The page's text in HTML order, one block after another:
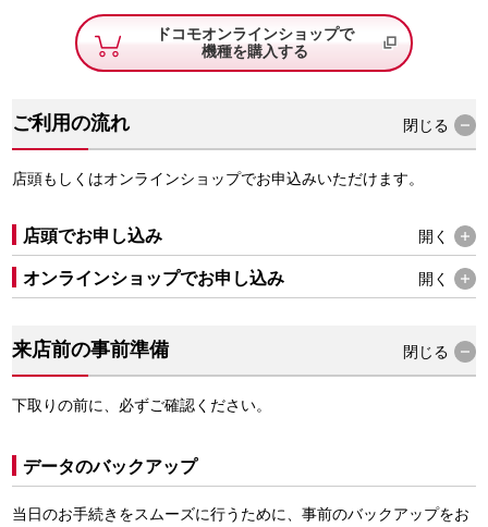
ドコモオンラインショップで
機種を購入する
ご利用の流れ 閉じる
店頭もしくはオンラインショップでお申込みいただけます。
店頭でお申し込み 開く
オンラインショップでお申し込み 開く
来店前の事前準備 閉じる
下取りの前に、必ずご確認ください。
データのバックアップ
当日のお手続きをスムーズに行うために、事前のバックアップをお